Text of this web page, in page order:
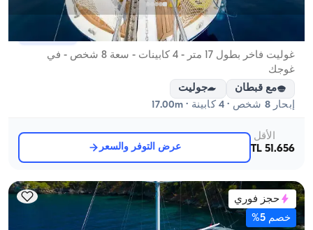
قارب جديد
غوليت فاخر بطول 17 متر - 4 كابينات - سعة 8 شخص - في
غوجك
مع قبطان
جوليت
إبحار 8 شخص · 4 كابينة · 17.00m
الأقل
51.656 TL
عرض التوفر والسعر
حجز فوري
خصم 5%